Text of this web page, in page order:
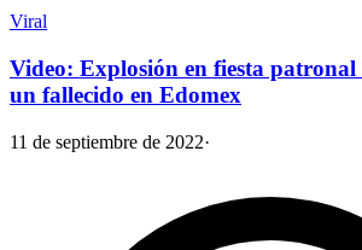
Viral
Video: Explosión en fiesta
un fallecido en Edomex
11 de septiembre de 2022·